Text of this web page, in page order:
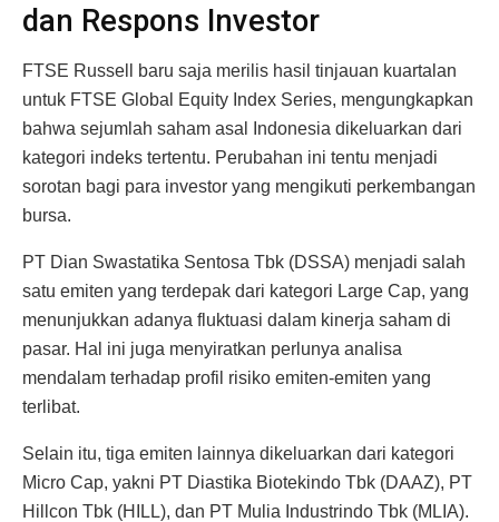
dan Respons Investor
FTSE Russell baru saja merilis hasil tinjauan kuartalan
untuk FTSE Global Equity Index Series, mengungkapkan
bahwa sejumlah saham asal Indonesia dikeluarkan dari
kategori indeks tertentu. Perubahan ini tentu menjadi
sorotan bagi para investor yang mengikuti perkembangan
bursa.
PT Dian Swastatika Sentosa Tbk (DSSA) menjadi salah
satu emiten yang terdepak dari kategori Large Cap, yang
menunjukkan adanya fluktuasi dalam kinerja saham di
pasar. Hal ini juga menyiratkan perlunya analisa
mendalam terhadap profil risiko emiten-emiten yang
terlibat.
Selain itu, tiga emiten lainnya dikeluarkan dari kategori
Micro Cap, yakni PT Diastika Biotekindo Tbk (DAAZ), PT
Hillcon Tbk (HILL), dan PT Mulia Industrindo Tbk (MLIA).